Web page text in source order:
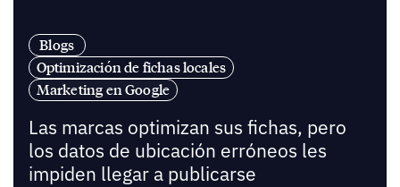
Blogs
Optimización de fichas locales
Marketing en Google
Las marcas optimizan sus fichas, pero
los datos de ubicación erróneos les
impiden llegar a publicarse